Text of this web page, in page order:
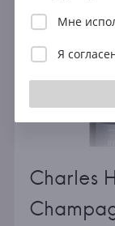
Charles
Мне
Я